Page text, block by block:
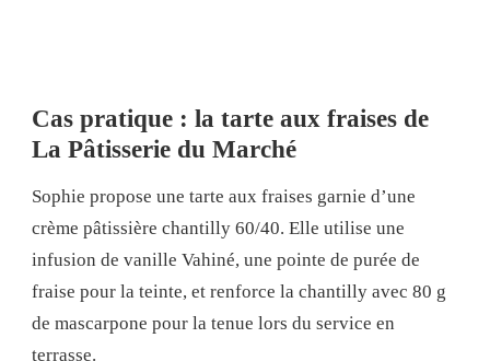
Cas pratique : la tarte aux fraises de
La Pâtisserie du Marché
Sophie propose une tarte aux fraises garnie d’une
crème pâtissière chantilly 60/40. Elle utilise une
infusion de vanille Vahiné, une pointe de purée de
fraise pour la teinte, et renforce la chantilly avec 80 g
de mascarpone pour la tenue lors du service en
terrasse.